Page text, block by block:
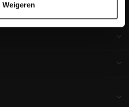
Weigeren